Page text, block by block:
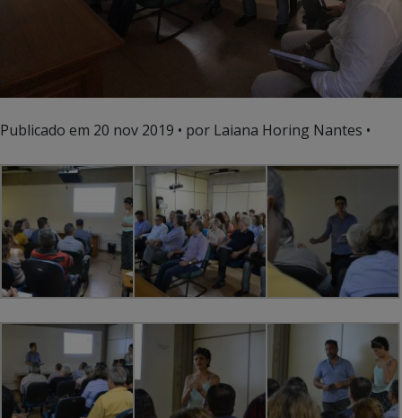
Publicado em 20 nov 2019 • por Laiana Horing Nantes •